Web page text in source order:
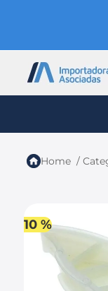
10 %
spark
7
sail